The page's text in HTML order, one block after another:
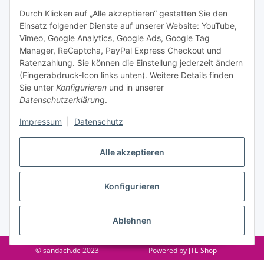
Alle akzeptieren
Konfigurieren
Ablehnen
Durch Klicken auf „Alle akzeptieren“ gestatten Sie den
Einsatz folgender Dienste auf unserer Website: YouTube,
Vimeo, Google Analytics, Google Ads, Google Tag
Manager, ReCaptcha, PayPal Express Checkout und
Ratenzahlung. Sie können die Einstellung jederzeit ändern
(Fingerabdruck-Icon links unten). Weitere Details finden
Sie unter Konfigurieren und in unserer
Datenschutzerklärung.
Impressum Datenschutz
Abonnieren
Informationen
Gesetzliche Informationen
Vertrag widerrufen
* Alle Preise inkl. gesetzlicher USt., zzgl.Versand
© sandach.de 2023 Powered byJTL-Shop